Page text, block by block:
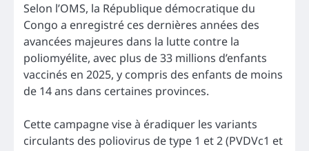
Selon l’OMS, la République démocratique du
Congo a enregistré ces dernières années des
avancées majeures dans la lutte contre la
poliomyélite, avec plus de 33 millions d’enfants
vaccinés en 2025, y compris des enfants de moins
de 14 ans dans certaines provinces.
Cette campagne vise à éradiquer les variants
circulants des poliovirus de type 1 et 2 (PVDVc1 et